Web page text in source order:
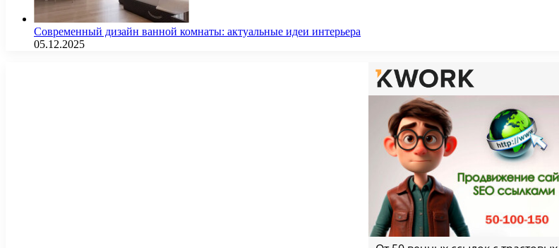
Современный дизайн ванной комнаты: актуальные идеи интерьера
05.12.2025